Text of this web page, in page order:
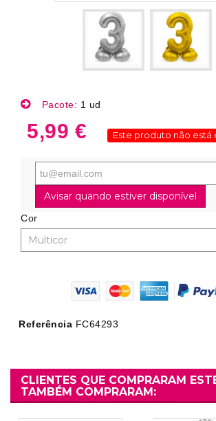
Pacote: 1 ud
5,99 € Este produto não está
Avisar quando estiver disponível
Cor
Referência FC64293
CLIENTES QUE COMPRARAM
TAMBÉM COMPRARAM: